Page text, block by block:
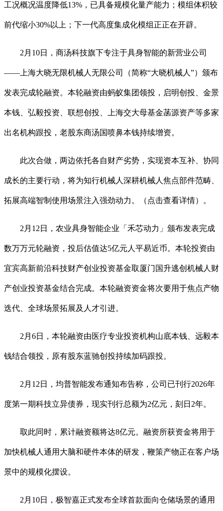
工况概况温度降低13%，已具备规模化量产能力；模组体积较
前代缩小30%以上；下一代高度集成化模组正正在开辟。
2月10日，商汤科技旗下专注于具身智能的新营业公司
——上海大晓无限机械人无限公司（简称“大晓机械人”）颁布
发表完成轮融资。本轮融资由蚂蚁集团领投，启明创投、金景
本钱、弘毅投资、联想创投、上海交大母基金菡源资产等多家
出名机构跟投，老股东商汤国喷鼻本钱持续增资。
此次合做，两边依托各自财产劣势，实现资本互补、协同
成长的主要行动，将为知行机械人深耕机械人焦点部件范畴、
拓展高端智制使用场景注入强劲动力。（点击查看详情）。
2月12日，农业具身智能企业「禾芯动力」颁布发表完成
数万万元轮融资，投后估值达5亿元人平易近币。本轮投资由
宜宾高新前沿科技财产创业投资基金取厦门国升逃创机械人财
产创业投资基金结合完成。本轮融资资金将次要用于焦点产物
迭代、全球场景拓展及人才引进。
2月6日，本轮融资由医疗专业投资机构山底本钱、远毅本
钱结合领投，原有股东蓝驰创投持续加码跟投。
2月12日，均普智能发布通知布告称，公司已刊行2026年
度第一期科技立异债券，现实刊行总额为2亿元，刻日2年。
取此同时，累计融资额将达8亿元。融资所获资金将用于
加快机械人通用大脑和硬件本体的研发，鞭策产物正在客户场
景中的规模化摆设。
2月10日，极智嘉正式发布全球首款面向仓储场景的通用